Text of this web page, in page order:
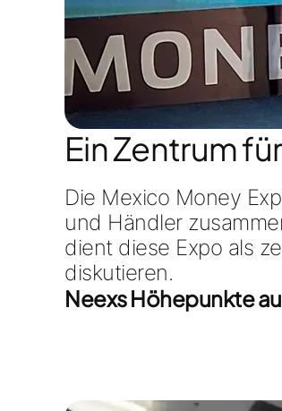
Ein Zentrum
Die Mexico Money
und Händler
dient diese Expo als
diskutieren.
Neexs Höhepunkte